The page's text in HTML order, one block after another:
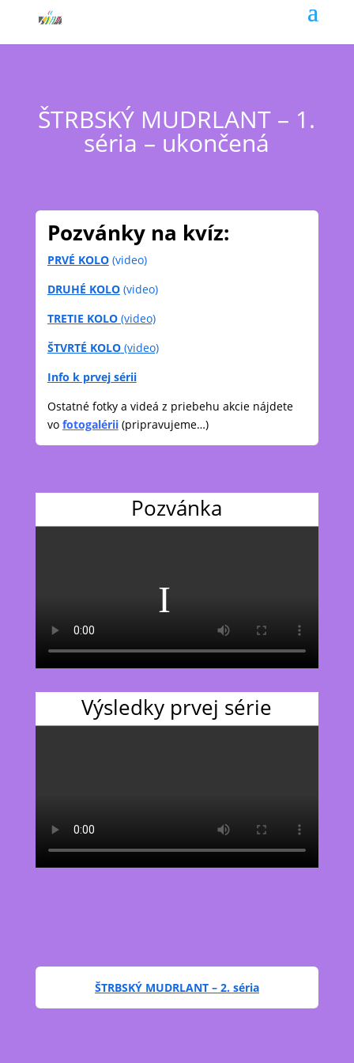
ŠTRBSKÝ MUDRLANT – 1.
séria – ukončená
Pozvánky na kvíz:
PRVÉ KOLO(video)
DRUHÉ KOLO(video)
TRETIE KOLO(video)
ŠTVRTÉ KOLO(video)
Info k prvej sérii
Ostatné fotky a videá z priebehu akcie nájdete
vo fotogalérii(pripravujeme…)
Pozvánka
Výsledky prvej série
ŠTRBSKÝ MUDRLANT – 2. séria